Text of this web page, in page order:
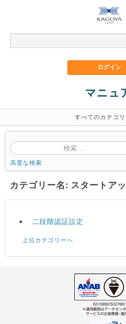
マニュ
すべてのカテゴリ
高度な検索
カテゴリー名: スタートア
二段階認証設定
上位カテゴリーへ